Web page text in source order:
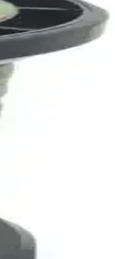
analiz sunuyoruz.
dikkat çekiyor.
bilgi.